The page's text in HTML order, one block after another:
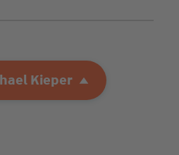
Michael Kieper
Kieper